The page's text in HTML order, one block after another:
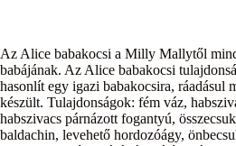
Az Alice babakocsi a Milly Mallytől
babájának. Az Alice babakocsi
hasonlít egy igazi babakocsira, ráadásul
készült. Tulajdonságok: fém váz,
habszivacs párnázott fogantyú,
baldachin, levehető hordozóágy,